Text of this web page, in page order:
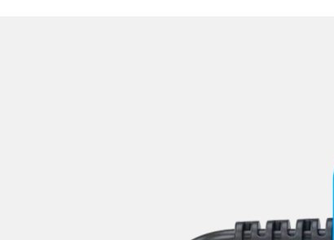
Stand-/Zusatzheizung 2